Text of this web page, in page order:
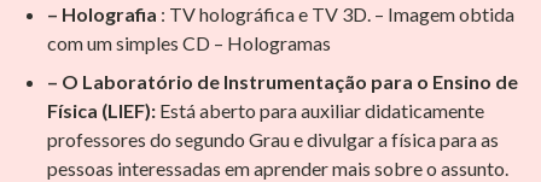
– Holografia : TV holográfica e TV 3D. – Imagem obtida
com um simples CD – Hologramas
– O Laboratório de Instrumentação para o Ensino de
Física (LIEF): Está aberto para auxiliar didaticamente
professores do segundo Grau e divulgar a física para as
pessoas interessadas em aprender mais sobre o assunto.